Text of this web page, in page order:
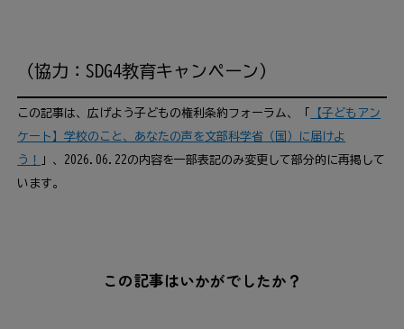
（協力 ：SDG4教育キャンペーン）
この記事は、広 げよう子どもの権利条約フォーラム、「 【子どもアン
ケート】学校のこと、あなたの声を文部科学省 （ 国 ）に届 けよ
う！
」、2026.06.22の 内容を一部表記のみ変更 して部分的 に再掲 して
います。
この記事はいかがでしたか？